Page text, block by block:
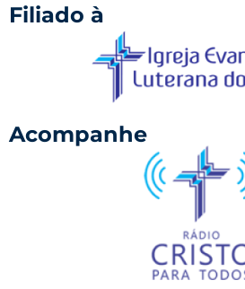
Filiado à
Acompanhe